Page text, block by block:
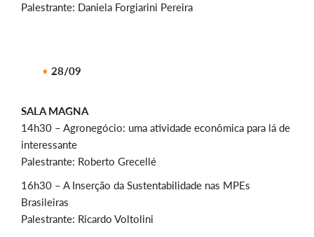
Palestrante: Daniela Forgiarini Pereira
28/09
SALA MAGNA
14h30 – Agronegócio: uma atividade econômica para lá de
interessante
Palestrante: Roberto Grecellé
16h30 – A Inserção da Sustentabilidade nas MPEs
Brasileiras
Palestrante: Ricardo Voltolini